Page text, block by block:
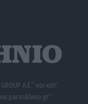
A.E.” και κατ’